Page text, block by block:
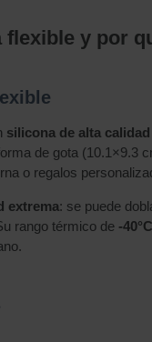
y por
silicona de alta calidad
de gota (10.1×9.3
o regalos
extrema: se puede
rango térmico de -